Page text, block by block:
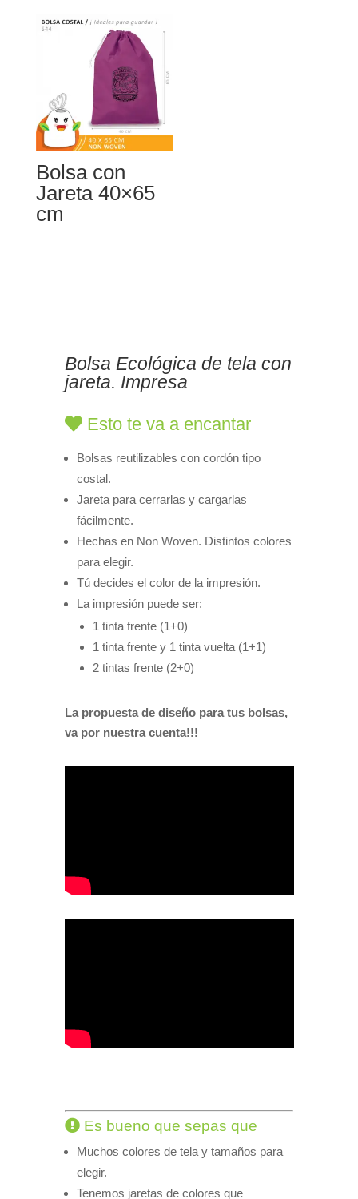
Bolsa con
Jareta 40×65
cm
Bolsa Ecológica de tela con
jareta. Impresa
Esto te va a encantar
Bolsas reutilizables con cordón tipo
costal.
Jareta para cerrarlas y cargarlas
fácilmente.
Hechas en Non Woven. Distintos colores
para elegir.
Tú decides el color de la impresión.
La impresión puede ser:
1 tinta frente (1+0)
1 tinta frente y 1 tinta vuelta (1+1)
2 tintas frente (2+0)
La propuesta de diseño para tus bolsas,
va por nuestra cuenta!!!
Es bueno que sepas que
Muchos colores de tela y tamaños para
elegir.
Tenemos jaretas de colores que